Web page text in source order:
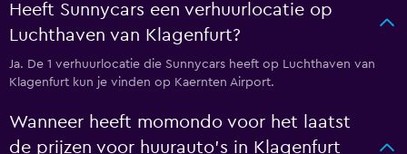
Heeft Sunnycars een verhuurlocatie op
Luchthaven van Klagenfurt?
Ja. De 1 verhuurlocatie die Sunnycars heeft op Luchthaven van
Klagenfurt kun je vinden op Kaernten Airport.
Wanneer heeft momondo voor het laatst
de prijzen voor huurauto's in Klagenfurt